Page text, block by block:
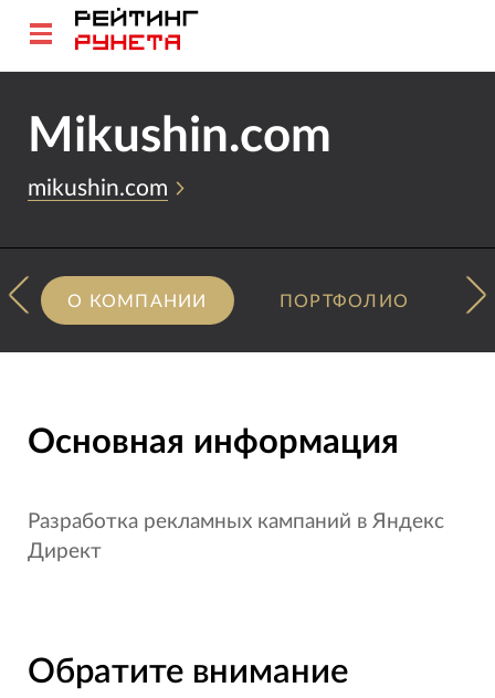
Mikushin.com
mikushin.com
О КОМПАНИИ ПОРТФОЛИО
Основная информация
Разработка рекламных кампаний в Яндекс
Директ
Обратите внимание